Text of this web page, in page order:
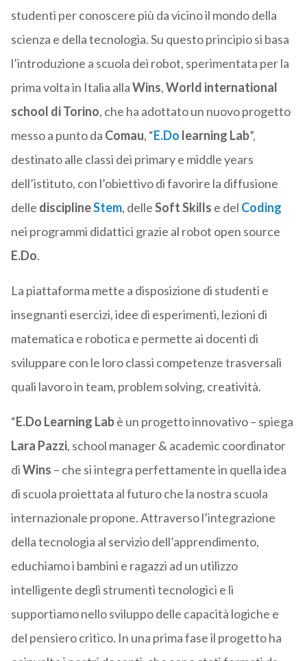
studenti per conoscere più da vicino il mondo della
scienza e della tecnologia. Su questo principio si basa
l’introduzione a scuola dei robot, sperimentata per la
prima volta in Italia allaWins,World international
school di Torino, che ha adottato un nuovo progetto
messo a punto da Comau, “E.Do learning Lab”,
destinato alle classi dei primary e middle years
dell’istituto, con l’obiettivo di favorire la diffusione
delle disciplineStem, delleSoft Skills e del Coding
nei programmi didattici grazie al robot open source
E.Do.
La piattaforma mette a disposizione di studenti e
insegnanti esercizi, idee di esperimenti, lezioni di
matematica e robotica e permette ai docenti di
sviluppare con le loro classi competenze trasversali
quali lavoro in team, problem solving, creatività.
“E.Do Learning Labè un progetto innovativo – spiega
Lara Pazzi, school manager & academic coordinator
diWins – che si integra perfettamente in quella idea
di scuola proiettata al futuro che la nostra scuola
internazionale propone. Attraverso l’integrazione
della tecnologia al servizio dell’apprendimento,
educhiamo i bambini e ragazzi ad un utilizzo
intelligente degli strumenti tecnologici e li
supportiamo nello sviluppo delle capacità logiche e
del pensiero critico. In una prima fase il progetto ha